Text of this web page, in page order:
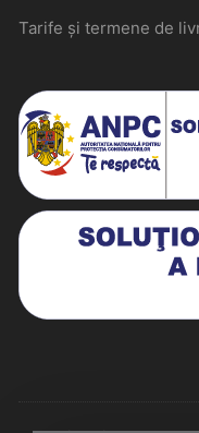
Tarife și termene de